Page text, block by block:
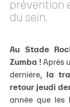
prévention
du sein.
Au Stade
Zumba !Après
dernière,
la
retour jeudi
année que les